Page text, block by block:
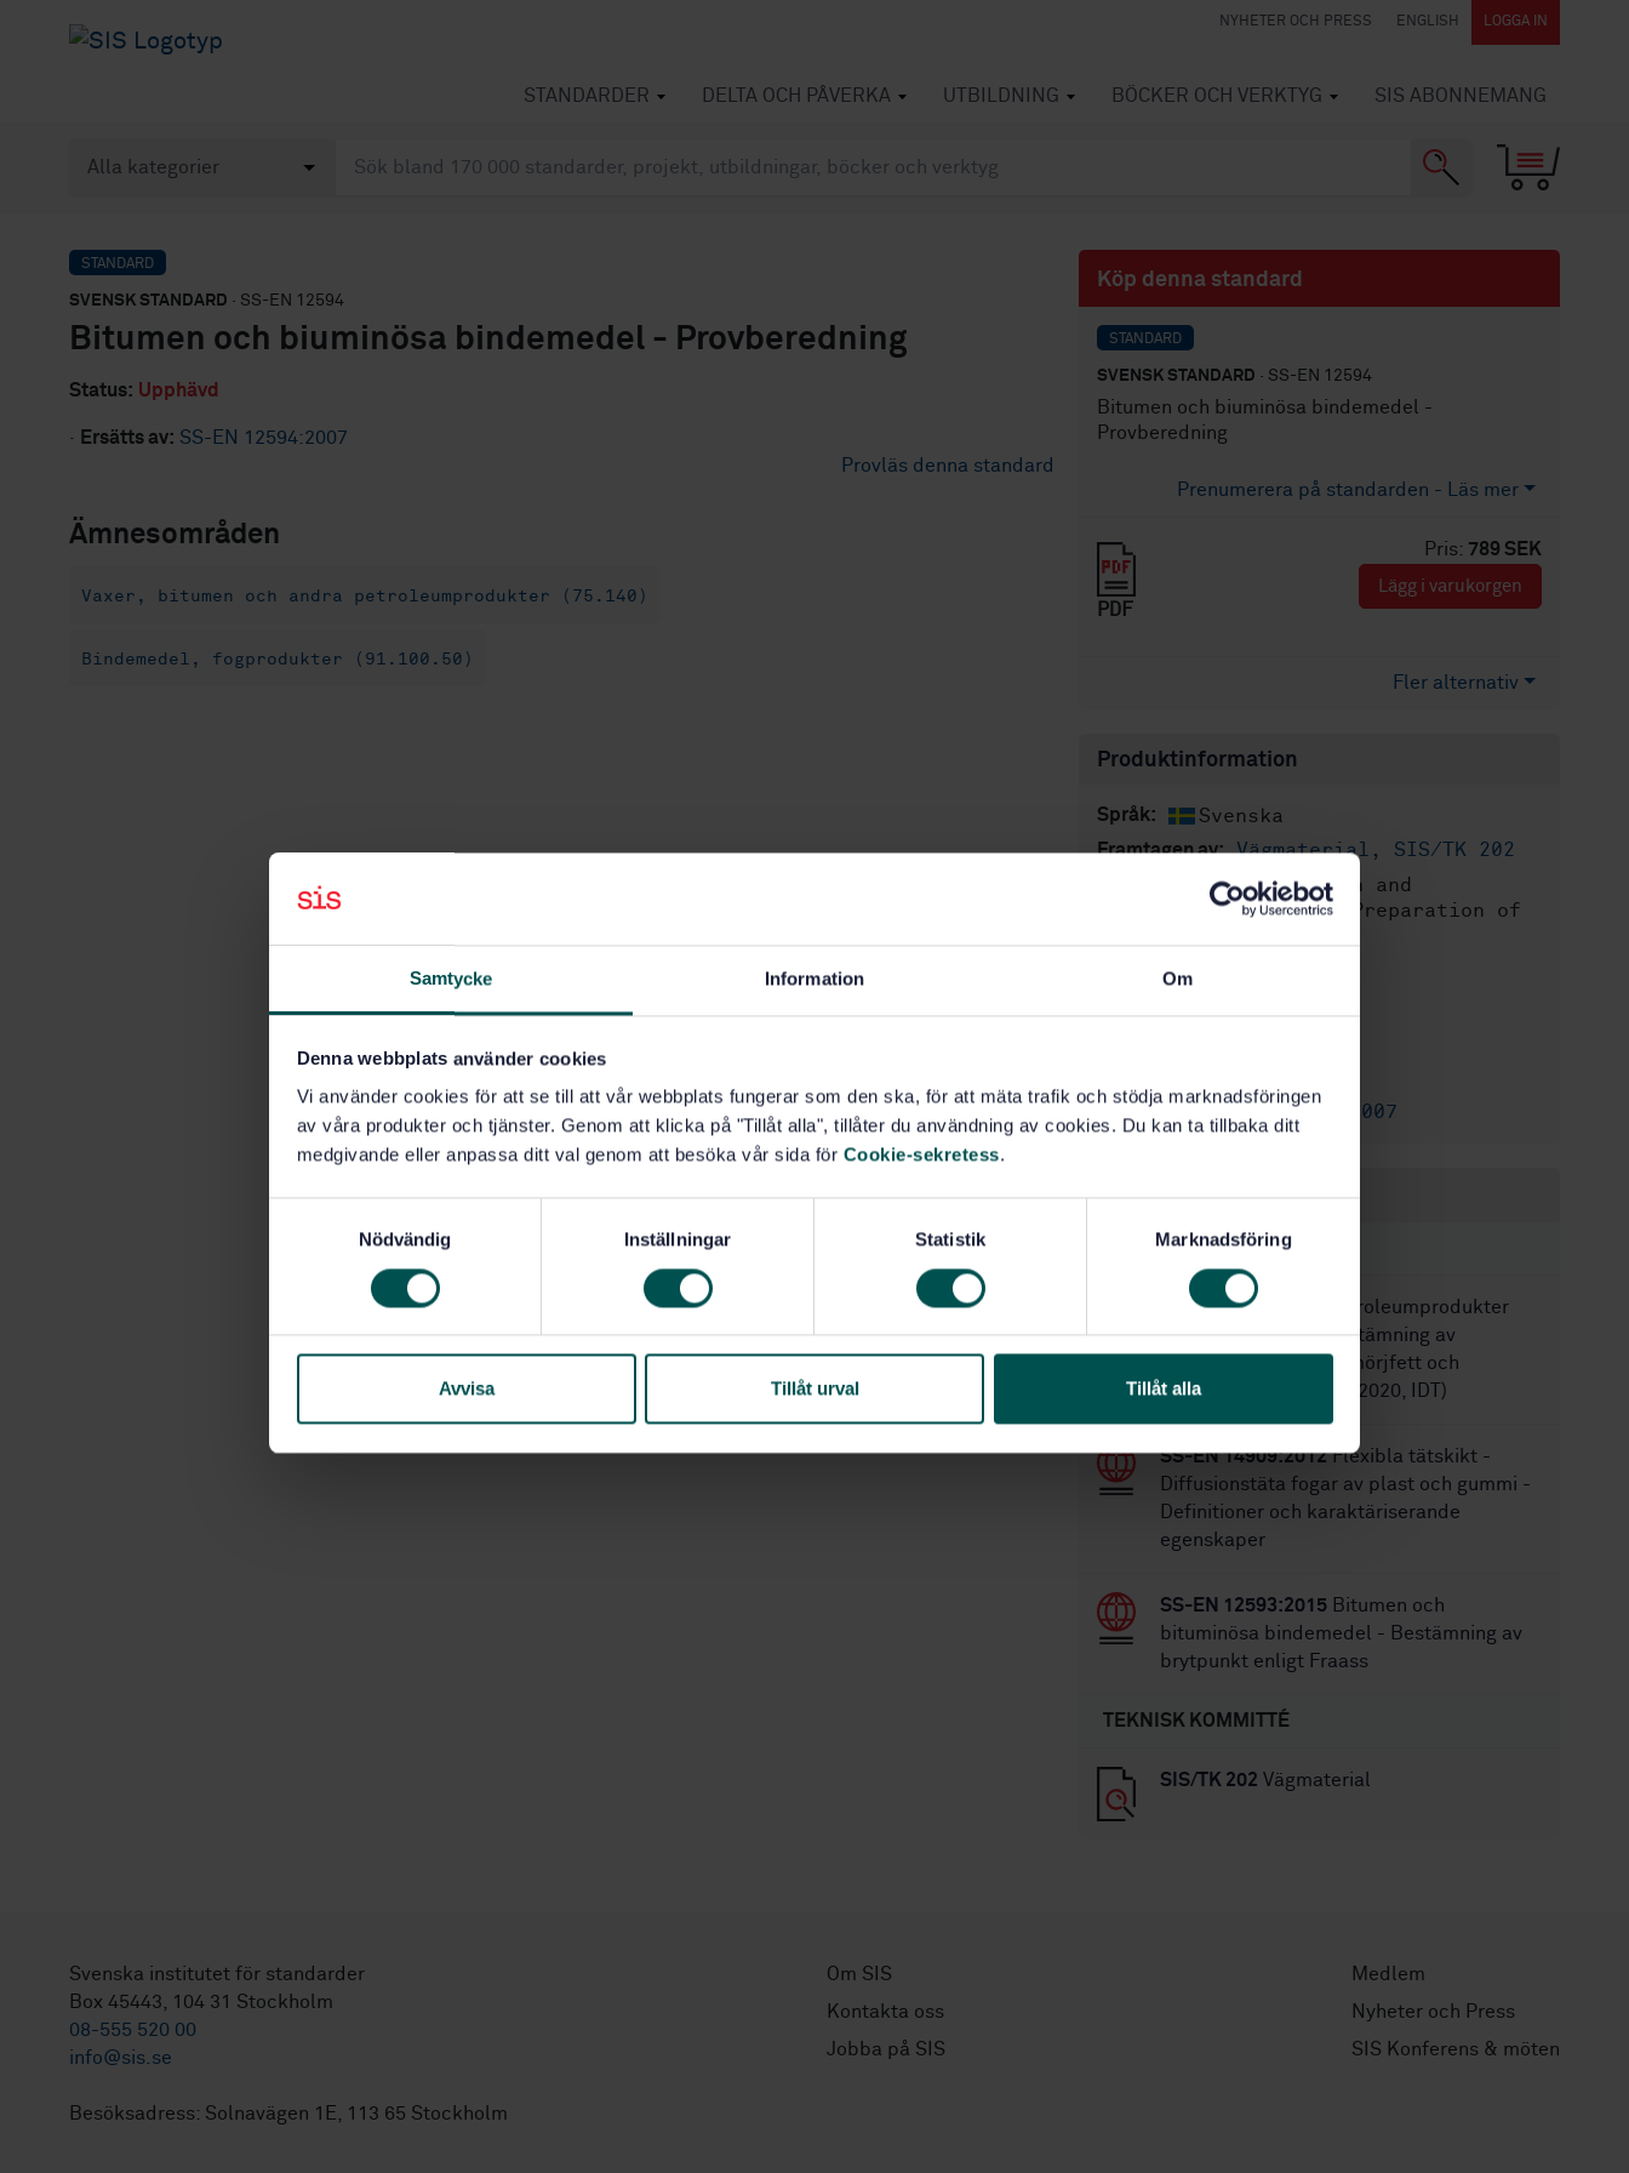
Samtycke Information Om
Denna webbplats använder cookies
Vi använder cookies för att se till att vår webbplats fungerar som den ska, för att mäta trafik och stödja marknadsföringen
av våra produkter och tjänster. Genom att klicka på "Tillåt alla", tillåter du användning av cookies. Du kan ta tillbaka ditt
medgivande eller anpassa ditt val genom att besöka vår sida för Cookie-sekretess.
s
Nödvändig Inställningar Statistik Marknadsföring
Avvisa Tillåt urval Tillåt alla
NYHETER OCH PRESS ENGLISH LOGGA IN
STANDARDER DELTA OCH PÅVERKA UTBILDNING BÖCKER OCH VERKTYG SIS ABONNEMANG
STANDARD
SVENSK STANDARD · SS-EN 12594
Bitumen och biuminösa bindemedel - Provberedning
Status: Upphävd
· Ersätts av: SS-EN 12594:2007
Provläs denna standard
Ämnesområden
Vaxer, bitumen och andra petroleumprodukter (75.140)
Bindemedel, fogprodukter (91.100.50)
Köp denna standard
STANDARD
SVENSK STANDARD · SS-EN 12594
Bitumen och biuminösa bindemedel -
Provberedning
Prenumerera på standarden - Läs mer
Pris: 789 SEK
PDF
Lägg i varukorgen
Fler alternativ
Produktinformation
Språk: Svenska
Framtagen av: Vägmaterial, SIS/TK 202
Internationell titel:Bitumen and
bituminous binders - Preparation of
Artikelnummer:
Ersätts av: SS-EN 12594:2007
Inom samma område
STANDARDER
SS-ISO 2137:2020
Petroleumprodukter
och smörjmedel - Bestämning av
konpenetration hos smörjfett och
petrolatum (ISO 2137:2020, IDT)
SS-EN 14909:2012Flexibla tätskikt -
Diffusionstäta fogar av plast och gummi -
Definitioner och karaktäriserande
egenskaper
SS-EN 12593:2015 Bitumen och
bituminösa bindemedel - Bestämning av
brytpunkt enligt Fraass
TEKNISK KOMMITTÉ
SIS/TK 202 Vägmaterial
Svenska institutet för standarder
Box 45443, 104 31 Stockholm
08-555 520 00
info@sis.se
Besöksadress: Solnavägen 1E, 113 65 Stockholm
Om SIS
Kontakta oss
Jobba på SIS
Medlem
Nyheter och Press
SIS Konferens & möten